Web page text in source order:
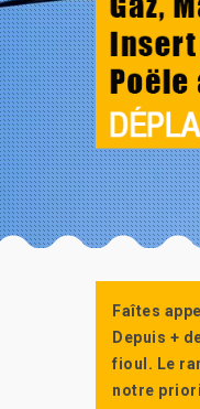
Faîtes
Depuis +
fioul. Le
notre